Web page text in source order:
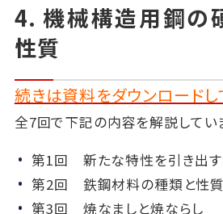
4. 機械構造用鋼の
性質
続きは資料をダウンロードし
全7回で下記の内容を解説してい
第1回 新たな特性を引き出
第2回 鉄鋼材料の種類と性質
第3回 焼なましと焼ならし